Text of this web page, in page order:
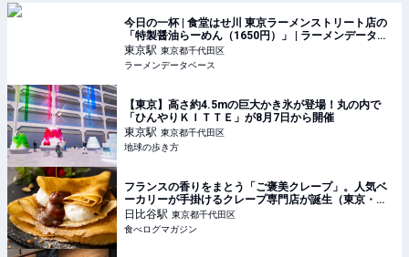
今日の一杯 | 食堂はせ川 東京ラーメンストリート店の
「特製醤油らーめん（1650円）」 | ラーメンデータベ
ース
東京駅 東京都千代田区
ラーメンデータベース
【東京】高さ約4.5mの巨大かき氷が登場！丸の内で
「ひんやりＫＩＴＴＥ」が8月7日から開催
東京駅 東京都千代田区
地球の歩き方
フランスの香りをまとう「ご褒美クレープ」。人気ベ
ーカリーが手掛けるクレープ専門店が誕生（東京・日
比谷） | 食べログマガジン
日比谷駅 東京都千代田区
食べログマガジン